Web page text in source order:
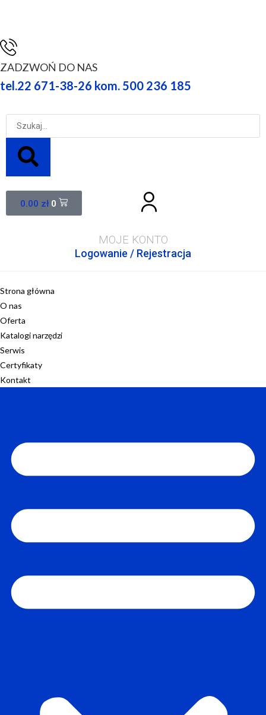
ZADZWOŃ DO NAS
tel.22 671-38-26 kom. 500 236 185
0.00 zł 0
MOJE KONTO
Logowanie / Rejestracja
Strona główna
O nas
Oferta
Katalogi narzędzi
Serwis
Certyfikaty
Kontakt